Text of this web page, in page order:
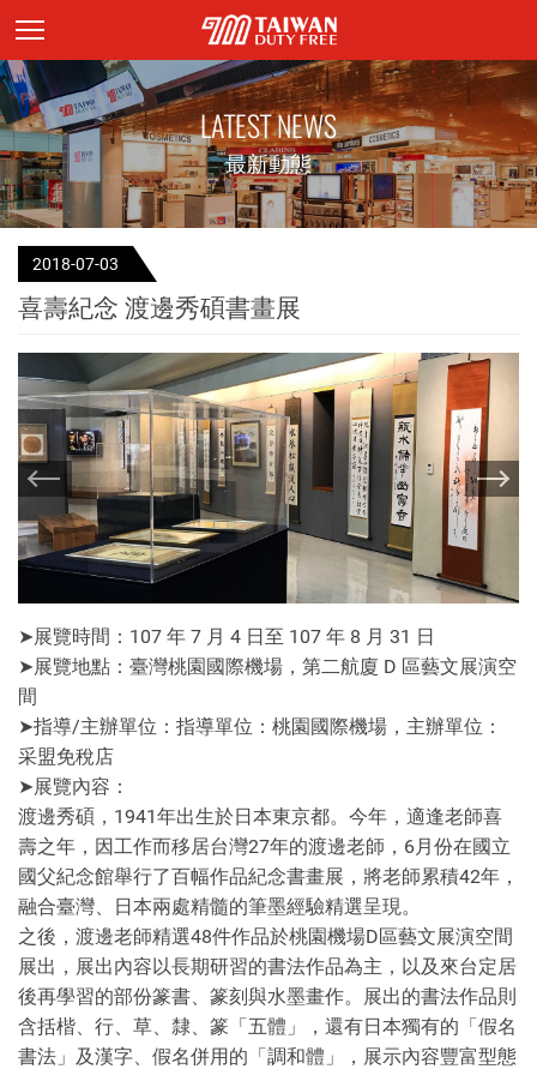
頁面主標題
LATEST NEWS
最新動態
2018-07-03
喜壽紀念 渡邊秀碩書畫展
➤展覽時間：107 年 7 月 4 日至 107 年 8 月 31 日
➤展覽地點：臺灣桃園國際機場，第二航廈 D 區藝文展演空
間
➤指導/主辦單位：指導單位：桃園國際機場，主辦單位：
采盟免稅店
➤展覽內容：
渡邊秀碩，1941年出生於日本東京都。今年，適逢老師喜
壽之年，因工作而移居台灣27年的渡邊老師，6月份在國立
國父紀念館舉行了百幅作品紀念書畫展，將老師累積42年，
融合臺灣、日本兩處精髓的筆墨經驗精選呈現。
之後，渡邊老師精選48件作品於桃園機場D區藝文展演空間
展出，展出內容以長期研習的書法作品為主，以及來台定居
後再學習的部份篆書、篆刻與水墨畫作。展出的書法作品則
含括楷、行、草、隸、篆「五體」，還有日本獨有的「假名
書法」及漢字、假名併用的「調和體」，展示內容豐富型態